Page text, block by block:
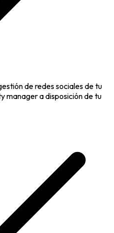
de redes sociales de tu
manager a disposición de tu